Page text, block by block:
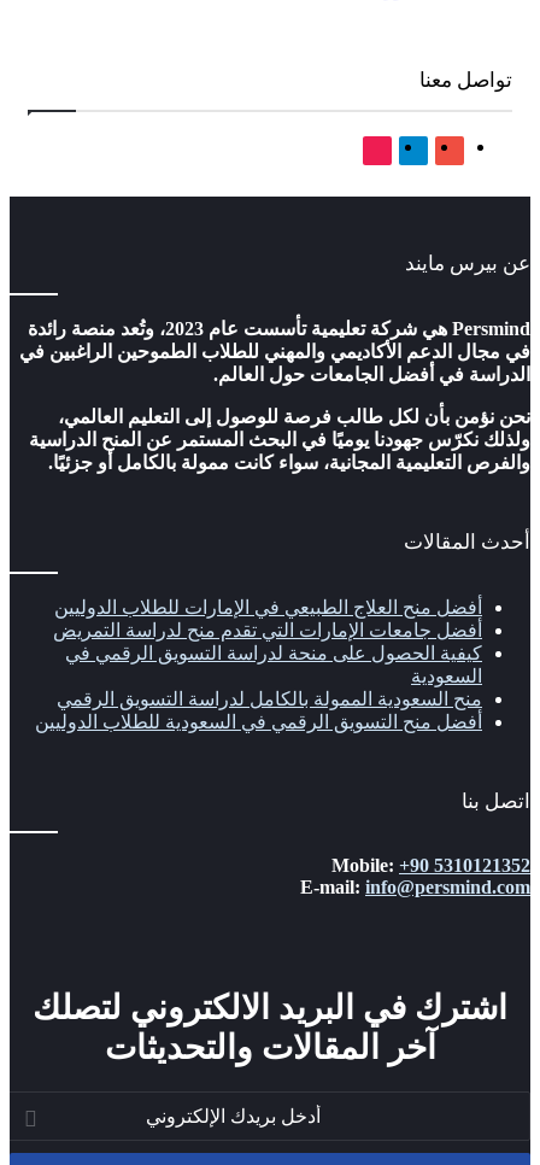
معنا
‫YouTube
تيلقرام‫TikTok
مايند
Persmind هي شركة تعليمية تأسست عام 2023، وتُعد منصة رائدة
الدعم الأكاديمي والمهني للطلاب الطموحين الراغبين في
في أفضل الجامعات حول العالم.
بأن لكل طالب فرصة للوصول إلى التعليم العالمي،
جهودنا يوميًا في البحث المستمر عن المنح الدراسية
المجانية، سواء كانت ممولة بالكامل أو جزئيًا.
منح العلاج الطبيعي في الإمارات للطلاب الدوليين
جامعات الإمارات التي تقدم منح لدراسة التمريض
الحصول على منحة لدراسة التسويق الرقمي في
السعودية الممولة بالكامل لدراسة التسويق الرقمي
منح التسويق الرقمي في السعودية للطلاب الدوليين
Mobile:+90
E-mail:
في البريد الالكتروني لتصلك
آخر المقالات والتحديثات